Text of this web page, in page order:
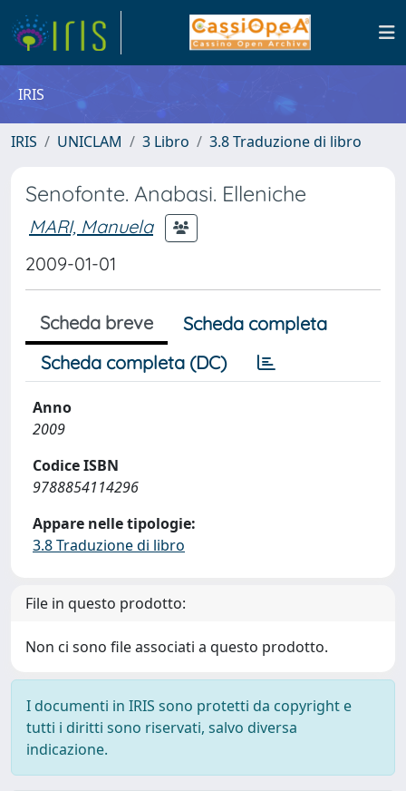
IRIS
IRIS UNICLAM 3 Libro 3.8 Traduzione di libro
Senofonte. Anabasi. Elleniche
MARI, Manuela
2009-01-01
Scheda breve
Scheda completa
Scheda completa (DC)
Anno
2009
Codice ISBN
9788854114296
Appare nelle tipologie:
3.8 Traduzione di libro
File in questo prodotto:
Non ci sono file associati a questo prodotto.
I documenti in IRIS sono protetti da copyright e
tutti i diritti sono riservati, salvo diversa
indicazione.